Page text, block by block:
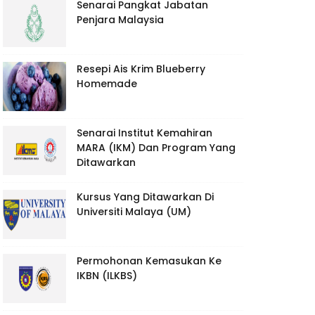
Senarai Pangkat Jabatan
Penjara Malaysia
Resepi Ais Krim Blueberry
Homemade
Senarai Institut Kemahiran
MARA (IKM) Dan Program Yang
Ditawarkan
Kursus Yang Ditawarkan Di
Universiti Malaya (UM)
Permohonan Kemasukan Ke
IKBN (ILKBS)